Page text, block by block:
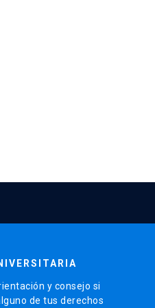
y consejo si
de tus derechos